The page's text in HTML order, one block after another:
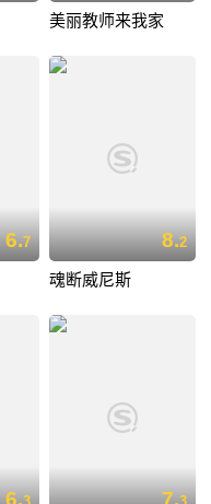
美丽教师来我家
6.7 8.2
魂断威尼斯
6. 7.